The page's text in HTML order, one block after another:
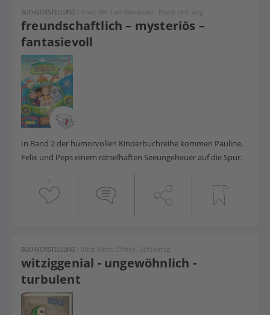
freundschaftlich – mysteriös –
fantasievoll
BUCHVORSTELLUNG | Insel Der Tier-Abenteuer: Blubb Und Weg!
In Band 2 der humorvollen Kinderbuchreihe kommen Pauline,
Felix und Peps einem rätselhaften Seeungeheuer auf die Spur.
1
witziggenial - ungewöhnlich -
turbulent
BUCHVORSTELLUNG | Bitte Nicht Öffnen. Schleimig!